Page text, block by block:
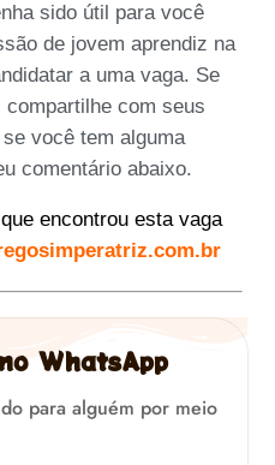
sido útil para você
de jovem aprendiz na
a uma vaga. Se
com seus
você tem alguma
comentário abaixo.
encontrou esta vaga
WhatsApp
para alguém por meio